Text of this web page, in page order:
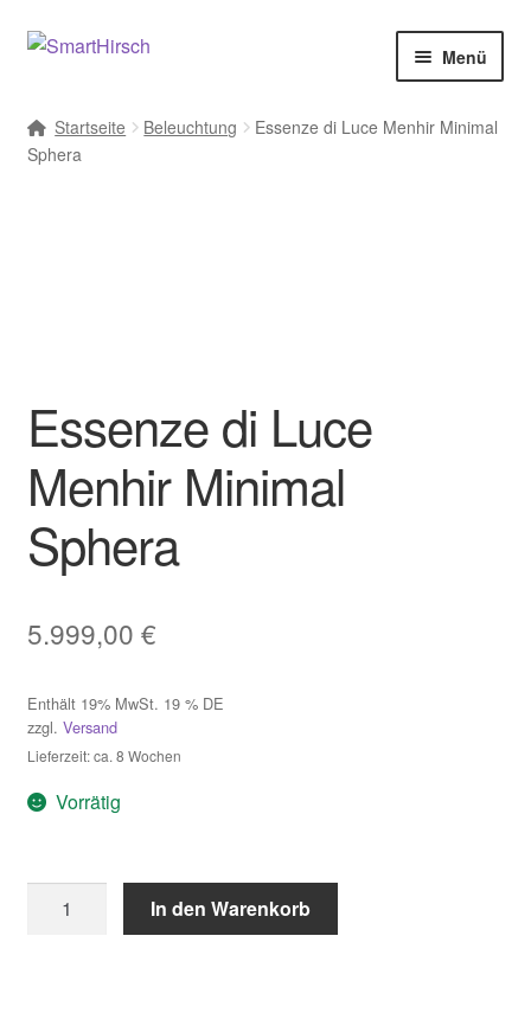
Menü
Startseite Beleuchtung
Essenze di Luce Menhir Minimal
Sphera
Essenze di Luce
Menhir Minimal
Sphera
5.999,00 €
Enthält 19% MwSt. 19 % DE
zzgl. Versand
Lieferzeit: ca. 8 Wochen
Vorrätig
In den Warenkorb